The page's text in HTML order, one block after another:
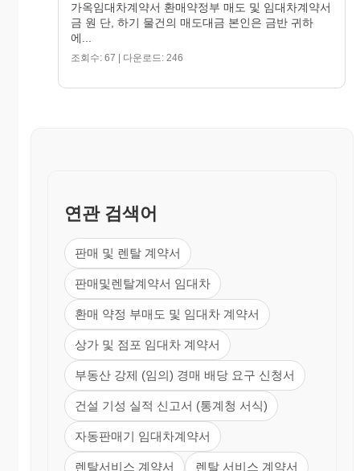
가옥임대차계약서 환매약정부 매도 및 임대차계약서
금 원 단, 하기 물건의 매도대금 본인은 금반 귀하
에...
조회수: 67 | 다운로드: 246
연관 검색어
판매 및 렌탈 계약서
판매및렌탈계약서 임대차
환매 약정 부매도 및 임대차 계약서
상가 및 점포 임대차 계약서
부동산 강제 (임의) 경매 배당 요구 신청서
건설 기성 실적 신고서 (통계청 서식)
자동판매기 임대차계약서
렌탈서비스 계약서 렌탈 서비스 계약서